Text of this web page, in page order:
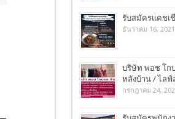
รับสมัครแคชเ
ธันวาคม 16, 2021
บริษัท พอช โก
หลังบ้าน / ไลฟ์
กรกฎาคม 24,